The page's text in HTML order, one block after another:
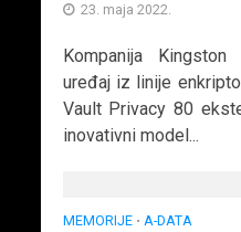
23. maja 2022.
Kompanija
uređaj iz linije
Vault Privacy 80
inovativni model...
MEMORIJE • A-DATA